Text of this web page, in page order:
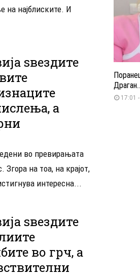
на најблиските. И
ѕвездите
а
во превирањата
Згора на тоа, на крајот,
интересна...
ѕвездите
во грч, а
17:01